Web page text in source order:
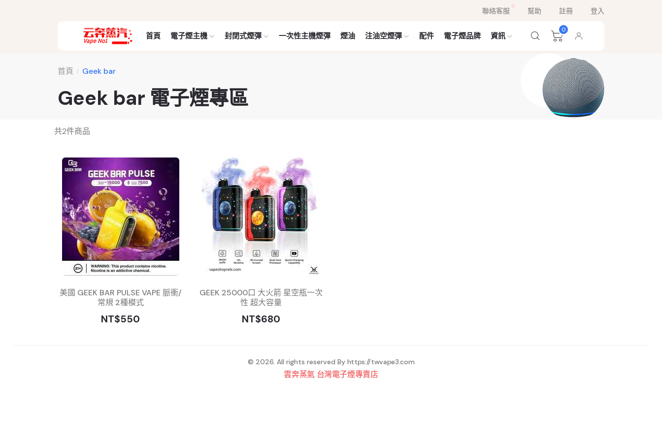
聯絡客服 幫助 註冊 登入
首頁 電子煙主機 封閉式煙彈 一次性主機煙彈 煙油 注油空煙彈 配件 電子煙品牌 資訊
0
首頁 Geek bar
Geek bar 電子煙專區
共2件商品
美國 GEEK BAR PULSE VAPE 脈衝/
常規 2種模式
NT$550
GEEK 25000口 大火箭 星空瓶一次
性 超大容量
NT$680
© 2026. All rights reserved By https://twvape3.com
雲奔蒸氣 台灣電子煙專賣店